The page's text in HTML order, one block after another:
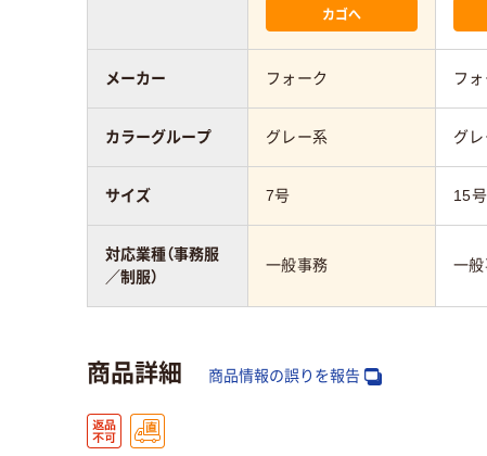
カゴへ
フォーク フ
グレー系 グ
7号 15号
一般事務 一
メーカー
カラーグループ
サイズ
対応業種（事務服
／制服）
商品詳細 商品情報の誤りを報告